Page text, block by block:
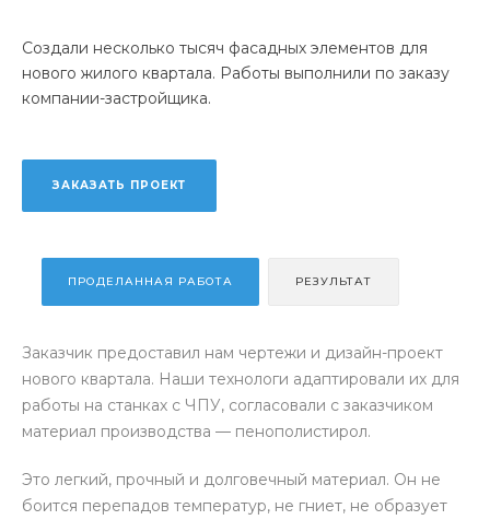
Создали несколько тысяч фасадных элементов для
нового жилого квартала. Работы выполнили по заказу
компании-застройщика.
ЗАКАЗАТЬ ПРОЕКТ
ПРОДЕЛАННАЯ РАБОТА РЕЗУЛЬТАТ
Заказчик предоставил нам чертежи и дизайн-проект
нового квартала. Наши технологи адаптировали их для
работы на станках с ЧПУ, согласовали с заказчиком
материал производства — пенополистирол.
Это легкий, прочный и долговечный материал. Он не
боится перепадов температур, не гниет, не образует